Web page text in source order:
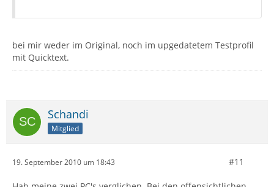
bei mir weder im Original, noch im upgedatetem Testprofil
mit Quicktext.
Schandi
Mitglied
19. September 2010 um 18:43 #11